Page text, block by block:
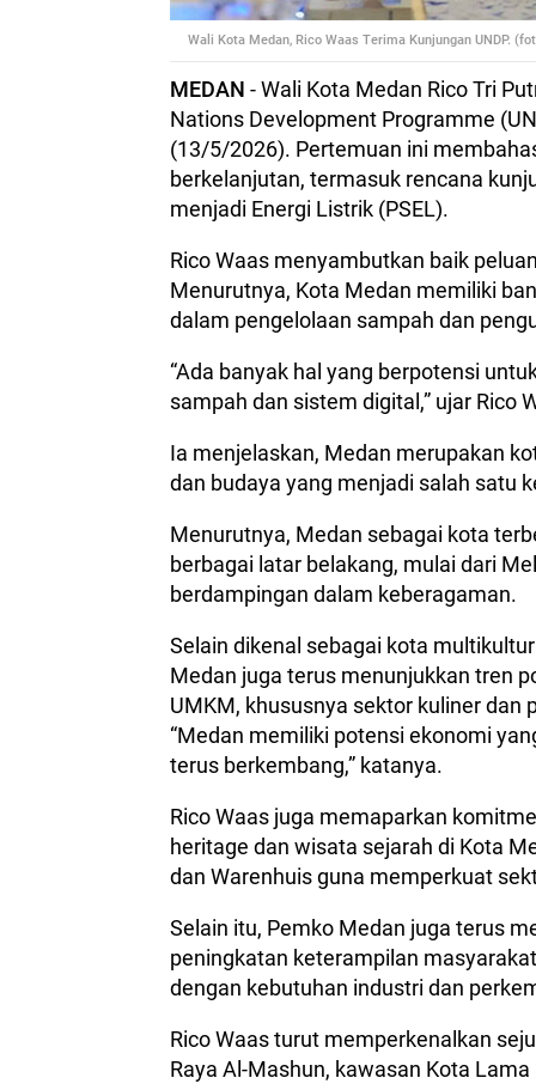
Wali Kota Medan, Rico Waas Terima Kunjungan UNDP.
MEDAN - Wali Kota Medan Rico Tri
Nations Development Programme
(13/5/2026). Pertemuan ini
berkelanjutan, termasuk rencana
menjadi Energi Listrik (PSEL).
Rico Waas menyambutkan baik
Menurutnya, Kota Medan memiliki
dalam pengelolaan sampah dan
“Ada banyak hal yang berpotensi
sampah dan sistem digital,” ujar Rico
Ia menjelaskan, Medan merupakan
dan budaya yang menjadi salah satu
Menurutnya, Medan sebagai kota
berbagai latar belakang, mulai dari
berdampingan dalam keberagaman.
Selain dikenal sebagai kota
Medan juga terus menunjukkan tren
UMKM, khususnya sektor kuliner dan
“Medan memiliki potensi ekonomi
terus berkembang,” katanya.
Rico Waas juga memaparkan
heritage dan wisata sejarah di Kota
dan Warenhuis guna memperkuat
Selain itu, Pemko Medan juga terus
peningkatan keterampilan
dengan kebutuhan industri dan
Rico Waas turut memperkenalkan
Raya Al-Mashun, kawasan Kota